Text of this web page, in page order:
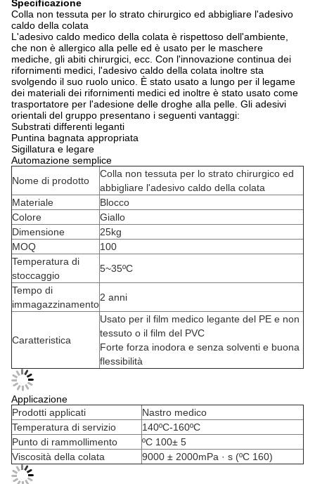
Specificazione
Colla non tessuta per lo strato chirurgico ed abbigliare l'adesivo
caldo della colata
L'adesivo caldo medico della colata è rispettoso dell'ambiente,
che non è allergico alla pelle ed è usato per le maschere
mediche, gli abiti chirurgici, ecc. Con l'innovazione continua dei
rifornimenti medici, l'adesivo caldo della colata inoltre sta
svolgendo il suo ruolo unico. È stato usato a lungo per il legame
dei materiali dei rifornimenti medici ed inoltre è stato usato come
trasportatore per l'adesione delle droghe alla pelle. Gli adesivi
orientali del gruppo presentano i seguenti vantaggi:
Substrati differenti leganti
Puntina bagnata appropriata
Sigillatura e legare
Automazione semplice
Nome di prodotto
Colla non tessuta per lo strato chirurgico ed
abbigliare l'adesivo caldo della colata
Materiale
Blocco
Colore
Giallo
Dimensione
25kg
MOQ
100
Temperatura di
stoccaggio
5~35ºC
Tempo di
immagazzinamento
2 anni
Caratteristica
Usato per il film medico legante del PE e non
tessuto o il film del PVC
Forte forza inodora e senza solventi e buona
flessibilità
Applicazione
Prodotti applicati
Nastro medico
Temperatura di servizio
140ºC-160ºC
Punto di rammollimento
ºC 100± 5
Viscosità della colata
9000 ± 2000mPa · s (ºC 160)